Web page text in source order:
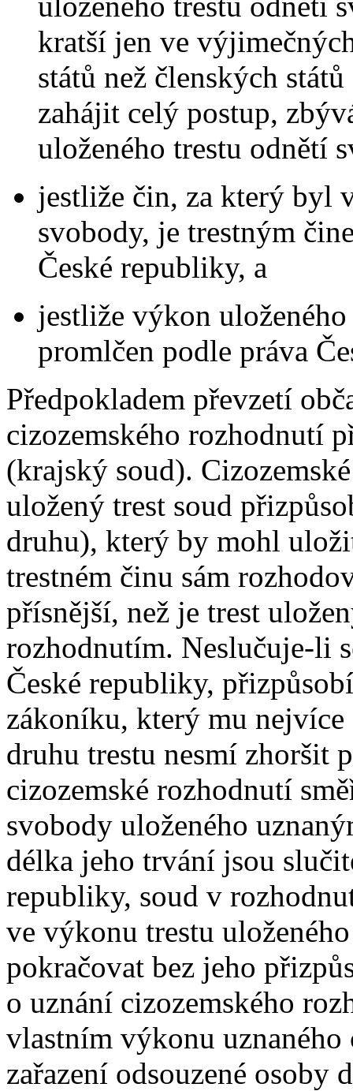
kratší jen ve
států než členských
zahájit celý postup,
uloženého trestu odnětí
jestliže čin, za který byl
svobody, je trestným
České republiky, a
jestliže výkon
promlčen podle práva
Předpokladem převzetí
cizozemského rozhodnutí
(krajský soud).
uložený trest soud
druhu), který by mohl
trestném činu sám
přísnější, než je trest
rozhodnutím. Neslučuje-li
České republiky,
zákoníku, který mu
druhu trestu nesmí zhoršit
cizozemské rozhodnutí
svobody uloženého
délka jeho trvání jsou
republiky, soud v
ve výkonu trestu
pokračovat bez jeho
o uznání cizozemského
vlastním výkonu
zařazení odsouzené